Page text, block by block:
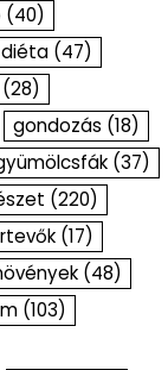
(40)
diéta (47)
(28)
gondozás (18)
(37)
(220)
(17)
(48)
(103)